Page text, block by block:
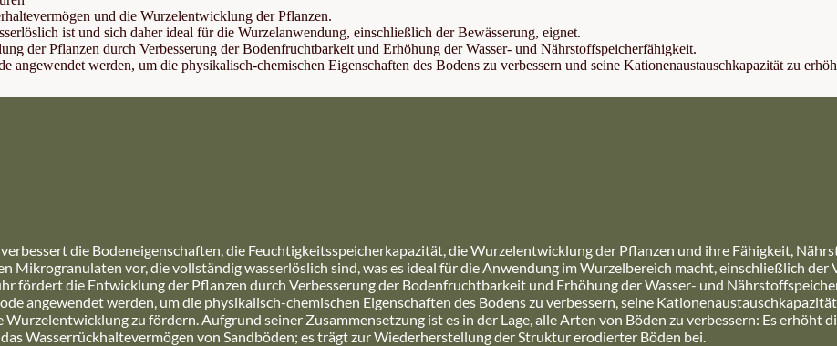
und die Wurzelentwicklung der Pflanzen.
ist und sich daher ideal für die Wurzelanwendung, einschließlich der Bewässerung, eignet.
der Pflanzen durch Verbesserung der Bodenfruchtbarkeit und Erhöhung der Wasser- und Nährstoffspeicherfähigkeit.
angewendet werden, um die physikalisch-chemischen Eigenschaften des Bodens zu verbessern und seine Kationenaustauschkapazität zu
die Bodeneigenschaften, die Feuchtigkeitsspeicherkapazität, die Wurzelentwicklung der Pflanzen und ihre Fähigkeit,
Mikrogranulaten vor, die vollständig wasserlöslich sind, was es ideal für die Anwendung im Wurzelbereich macht, einschließlich der
fördert die Entwicklung der Pflanzen durch Verbesserung der Bodenfruchtbarkeit und Erhöhung der Wasser- und
angewendet werden, um die physikalisch-chemischen Eigenschaften des Bodens zu verbessern, seine
zu fördern. Aufgrund seiner Zusammensetzung ist es in der Lage, alle Arten von Böden zu verbessern: Es erhöht
Wasserrückhaltevermögen von Sandböden; es trägt zur Wiederherstellung der Struktur erodierter Böden bei.